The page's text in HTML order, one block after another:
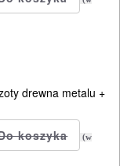
drewna metalu +
(w